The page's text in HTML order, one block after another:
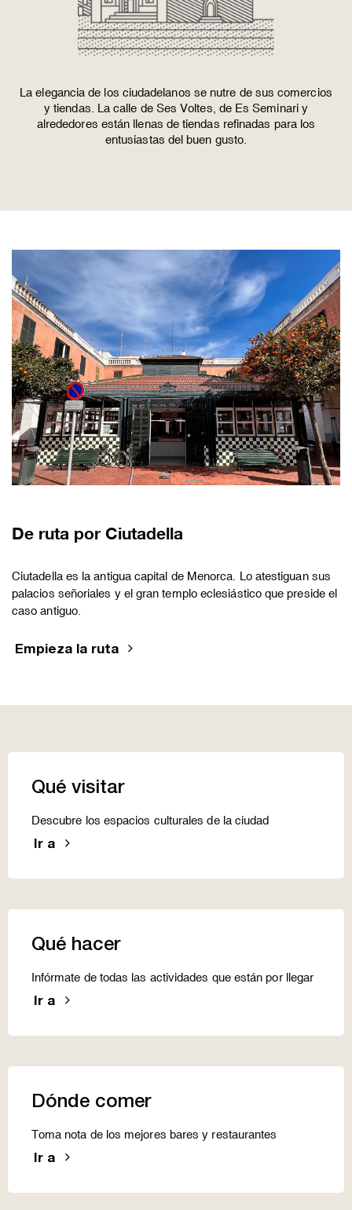
La elegancia de los ciudadelanos se nutre de sus comercios
y tiendas. La calle de Ses Voltes, de Es Seminari y
alrededores están llenas de tiendas refinadas para los
entusiastas del buen gusto.
De ruta por Ciutadella
Ciutadella es la antigua capital de Menorca. Lo atestiguan sus
palacios señoriales y el gran templo eclesiástico que preside el
caso antiguo.
Empieza la ruta
Qué visitar
Descubre los espacios culturales de la ciudad
Ir a
Qué hacer
Infórmate de todas las actividades que están por llegar
Ir a
Dónde comer
Toma nota de los mejores bares y restaurantes
Ir a